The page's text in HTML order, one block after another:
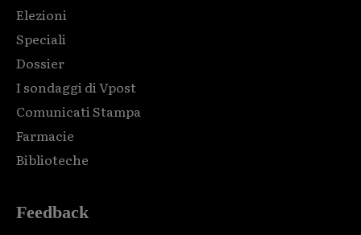
Elezioni
Speciali
Dossier
I sondaggi di Vpost
Comunicati Stampa
Farmacie
Biblioteche
Feedback